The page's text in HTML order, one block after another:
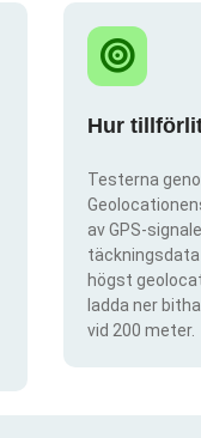
Hur
Testerna
av GPS-
högst
ladda ner
vid 200 meter.